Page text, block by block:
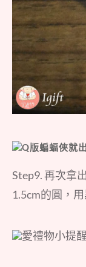
Q版蝙蝠俠就
Step9. 再次拿
1.5cm的圓，
愛禮物小提